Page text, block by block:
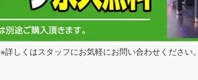
※詳しくはスタッフにお気軽にお問い合わせください。